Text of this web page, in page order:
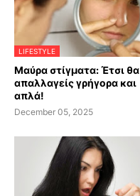
LIFESTYLE
Μαύρα στίγματα: Έτσι θα
απαλλαγείς γρήγορα και
απλά!
December 05, 2025